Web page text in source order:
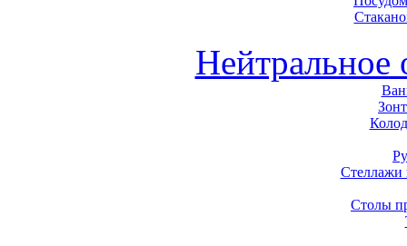
Нейтральное
Стеллажи
Столы